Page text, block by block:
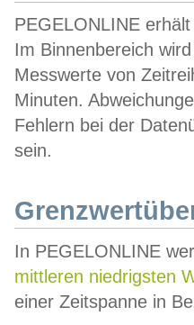
PEGELONLINE
Im Binnenbereich
Messwerte von
Minuten.
Fehlern bei der
sein.
In PEGELONLINE
mittleren niedrigsten
einer Zeitspanne in